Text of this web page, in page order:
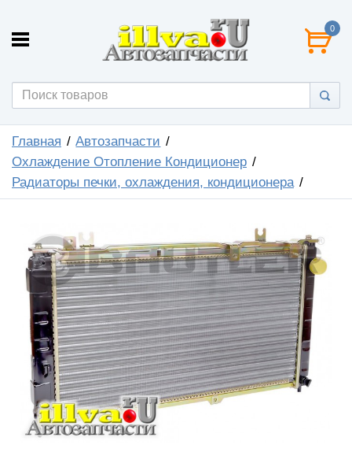
0
Главная
Автозапчасти
Охлаждение Отопление Кондиционер
Радиаторы печки, охлаждения, кондиционера